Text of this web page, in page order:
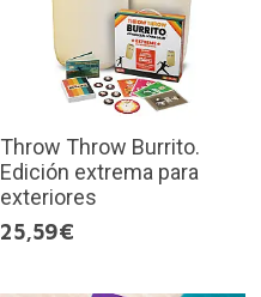
Throw Throw Burrito.
Edición extrema para
exteriores
25,59€